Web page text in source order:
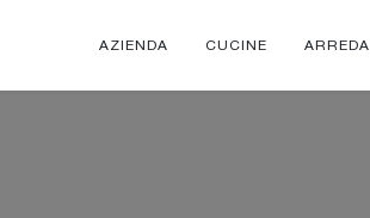
AZIENDA CUCINE